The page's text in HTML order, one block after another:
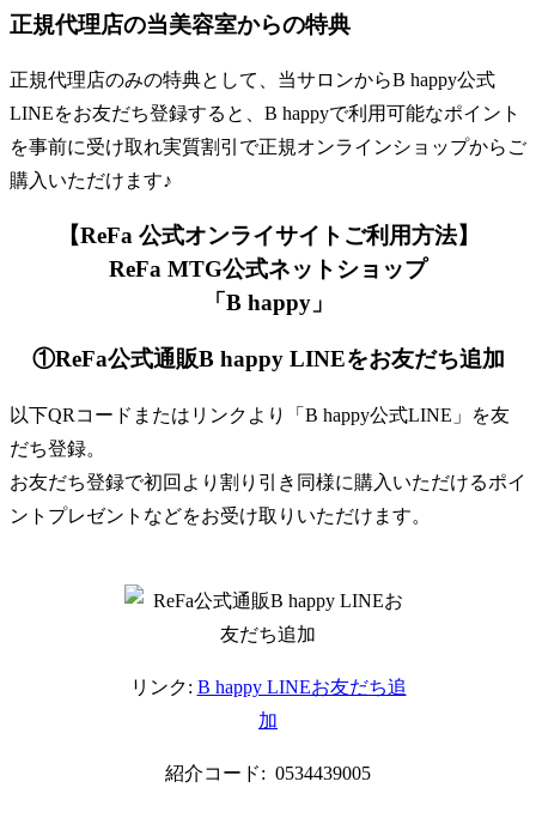
正規代理店の当美容室からの特典
正規代理店のみの特典として、当サロンからB happy公式
LINEをお友だち登録すると、B happyで利用可能なポイント
を事前に受け取れ実質割引 で正規オンラインショップからご
購入いただけます♪
【ReFa 公式オンライサイトご利用方法】
ReFa MTG公式ネットショップ
「B happy」
①ReFa公式通販B happy LINEをお友だち追加
以下QRコードまたはリンクより「B happy公式LINE」を友
だち登録。
お友だち登録で初回より割り引き同様に購入いただけるポイ
ントプレゼントなどをお受け取りいただけます。
リンク: B happy LINEお友だち追
加
紹介コード: 0534439005